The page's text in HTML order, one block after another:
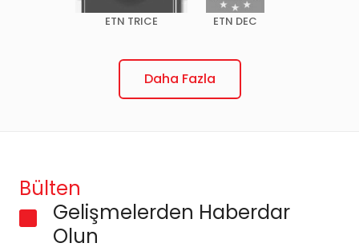
ETN TRICE ETN DEC
Daha Fazla
Bülten
Gelişmelerden Haberdar
Olun